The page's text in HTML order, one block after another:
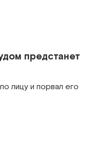
предстанет
лицу и порвал его